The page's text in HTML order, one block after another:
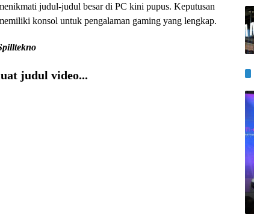
judul-judul besar di PC kini pupus. Keputusan
konsol untuk pengalaman gaming yang lengkap.
judul video...